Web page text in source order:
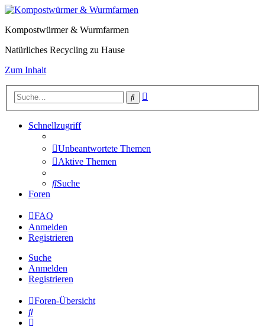
Kompostwürmer & Wurmfarmen
Natürliches Recycling zu Hause
Zum Inhalt
Suche
Schnellzugriff
Unbeantwortete Themen
Aktive Themen
Suche
Foren
FAQ
Anmelden
Registrieren
Suche
Anmelden
Registrieren
Foren-Übersicht
Suche